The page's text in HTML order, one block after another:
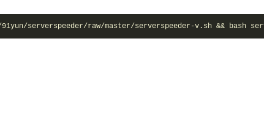
serverspeeder/raw/master/serverspeeder-v.sh && bash